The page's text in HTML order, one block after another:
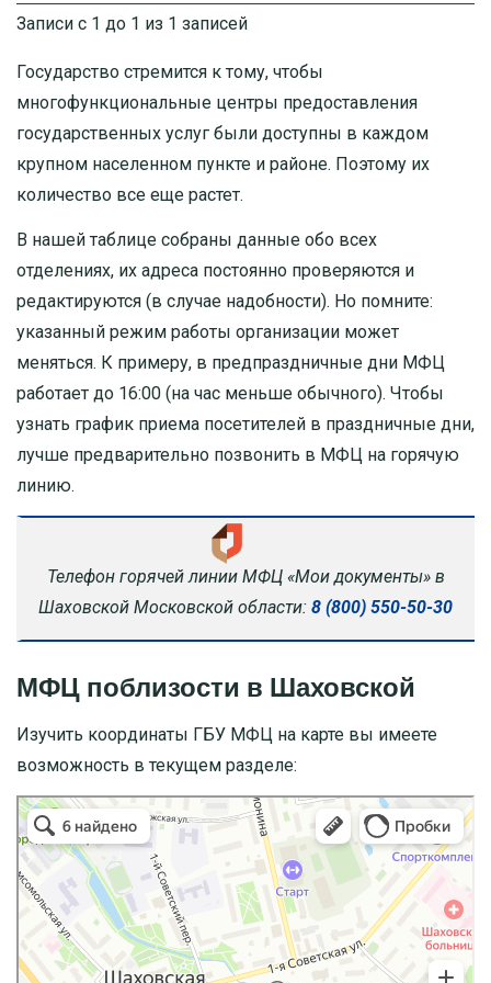
Записи с 1 до 1 из 1 записей
Государство стремится к тому, чтобы
многофункциональные центры предоставления
государственных услуг были доступны в каждом
крупном населенном пункте и районе. Поэтому их
количество все еще растет.
В нашей таблице собраны данные обо всех
отделениях, их адреса постоянно проверяются и
редактируются (в случае надобности). Но помните:
указанный режим работы организации может
меняться. К примеру, в предпраздничные дни МФЦ
работает до 16:00 (на час меньше обычного). Чтобы
узнать график приема посетителей в праздничные дни,
лучше предварительно позвонить в МФЦ на горячую
линию.
Телефон горячей линии МФЦ «Мои документы» в
Шаховской Московской области: 8 (800) 550-50-30
МФЦ поблизости в Шаховской
Изучить координаты ГБУ МФЦ на карте вы имеете
возможность в текущем разделе:
ЧЕХОВ